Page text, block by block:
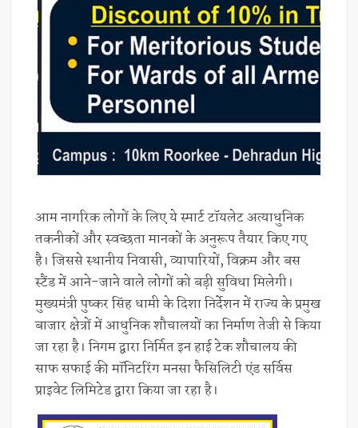
आम नागरिक लोगों के लिए ये स्मार्ट टॉयलेट अत्याधुनिक
तकनीकों और स्वच्छता मानकों के अनुरूप तैयार किए गए
है। जिससे स्थानीय निवासी, व्यापारियों, विक्रम और बस
स्टैंड में आने-जाने वाले लोगों को बड़ी सुविधा मिलेगी।
मुख्यमंत्री पुष्कर सिंह धामी के दिशा निर्देशन में राज्य के प्रमुख
बाजार क्षेत्रों में आधुनिक शौचालयों का निर्माण तेजी से किया
जा रहा है। निगम द्वारा निर्मित इन हाई टेक शौचालय की
साफ सफाई की मॉनिटरिंग मनसा फैसिलिटी एंड सर्विस
प्राइवेट लिमिटेड द्वारा किया जा रहा है।